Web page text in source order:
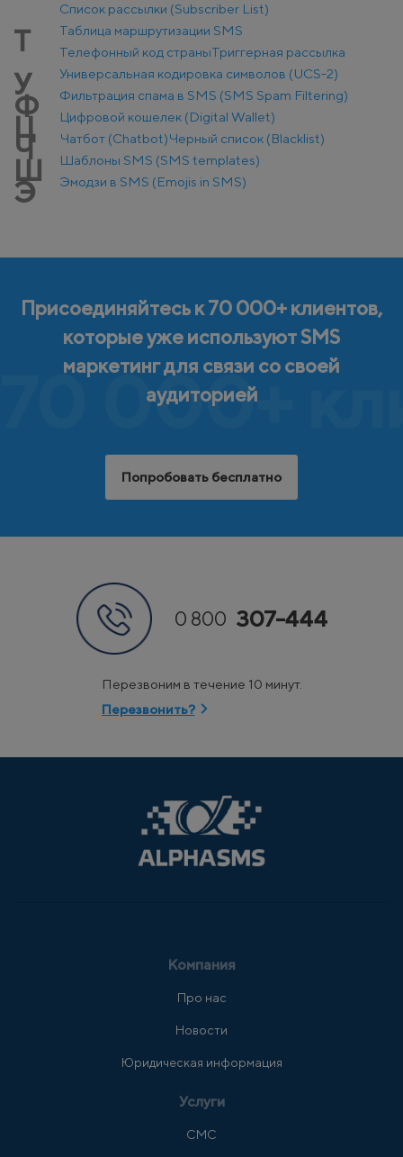
Список рассылки (Subscriber List)
Т
Таблица маршрутизации SMS
Телефонный код страныТриггерная рассылка
У Универсальная кодировка символов (UCS-2)
Ф Фильтрация спама в SMS (SMS Spam Filtering)
Ц Цифровой кошелек (Digital Wallet)
Ч Чатбот (Chatbot)Черный список (Blacklist)
Ш Шаблоны SMS (SMS templates)
Э Эмодзи в SMS (Emojis in SMS)
70 000+
Присоединяйтесь к 70 000+ клиентов,
которые уже используют SMS
маркетинг для связи со своей
аудиторией
Попробовать бесплатно
0 800 307-444
Перезвоним в течение 10 минут.
Перезвонить?
Компания
Про нас
Новости
Юридическая информация
Услуги
СМС